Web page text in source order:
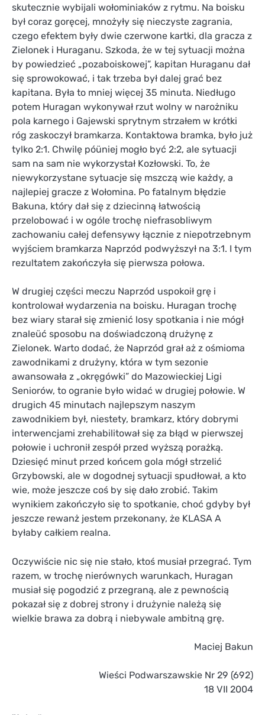
skutecznie wybijali wołominiaków z rytmu. Na boisku
był coraz goręcej, mnożyły się nieczyste zagrania,
czego efektem były dwie czerwone kartki, dla gracza z
Zielonek i Huraganu. Szkoda, że w tej sytuacji można
by powiedzieć „pozaboiskowej”, kapitan Huraganu dał
się sprowokować, i tak trzeba był dalej grać bez
kapitana. Była to mniej więcej 35 minuta. Niedługo
potem Huragan wykonywał rzut wolny w narożniku
pola karnego i Gajewski sprytnym strzałem w krótki
róg zaskoczył bramkarza. Kontaktowa bramka, było już
tylko 2:1. Chwilę póüniej mogło być 2:2, ale sytuacji
sam na sam nie wykorzystał Kozłowski. To, że
niewykorzystane sytuacje się mszczą wie każdy, a
najlepiej gracze z Wołomina. Po fatalnym błędzie
Bakuna, który dał się z dziecinną łatwością
przelobować i w ogóle trochę niefrasobliwym
zachowaniu całej defensywy łącznie z niepotrzebnym
wyjściem bramkarza Naprzód podwyższył na 3:1. I tym
rezultatem zakończyła się pierwsza połowa.
W drugiej części meczu Naprzód uspokoił grę i
kontrolował wydarzenia na boisku. Huragan trochę
bez wiary starał się zmienić losy spotkania i nie mógł
znaleüć sposobu na doświadczoną drużynę z
Zielonek. Warto dodać, że Naprzód grał aż z ośmioma
zawodnikami z drużyny, która w tym sezonie
awansowała z „okręgówki” do Mazowieckiej Ligi
Seniorów, to ogranie było widać w drugiej połowie. W
drugich 45 minutach najlepszym naszym
zawodnikiem był, niestety, bramkarz, który dobrymi
interwencjami zrehabilitował się za błąd w pierwszej
połowie i uchronił zespół przed wyższą porażką.
Dziesięć minut przed końcem gola mógł strzelić
Grzybowski, ale w dogodnej sytuacji spudłował, a kto
wie, może jeszcze coś by się dało zrobić. Takim
wynikiem zakończyło się to spotkanie, choć gdyby był
jeszcze rewanż jestem przekonany, że KLASA A
byłaby całkiem realna.
Oczywiście nic się nie stało, ktoś musiał przegrać. Tym
razem, w trochę nierównych warunkach, Huragan
musiał się pogodzić z przegraną, ale z pewnością
pokazał się z dobrej strony i drużynie należą się
wielkie brawa za dobrą i niebywale ambitną grę.
Maciej Bakun
Wieści Podwarszawskie Nr 29 (692)
18 VII 2004